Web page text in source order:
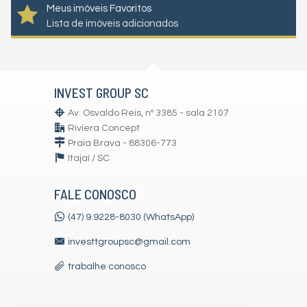
Meus imóveis Favoritos
Lista de imóveis adicionados
INVEST GROUP SC
Av. Osvaldo Reis, nº 3385 - sala 2107
Riviera Concept
Praia Brava - 88306-773
Itajaí / SC
FALE CONOSCO
(47) 9.9228-8030 (WhatsApp)
investtgroupsc@gmail.com
trabalhe conosco